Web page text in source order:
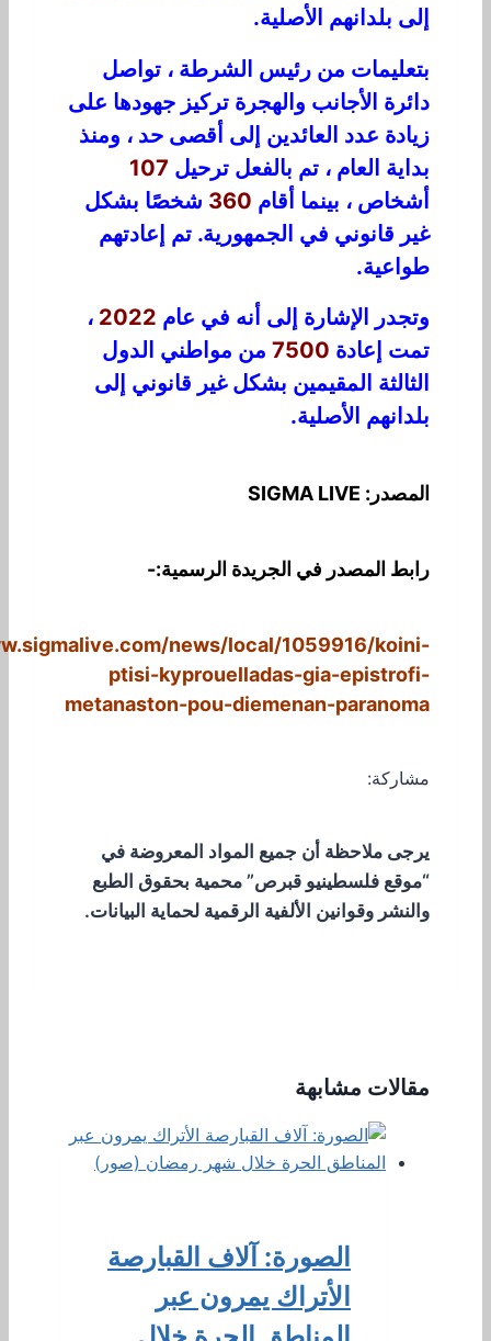
إلى بلدانهم الأصلية.
بتعليمات من رئيس الشرطة ، تواصل
دائرة الأجانب والهجرة تركيز جهودها على
زيادة عدد العائدين إلى أقصى حد ، ومنذ
بداية العام ، تم بالفعل ترحيل 107
أشخاص ، بينما أقام 360 شخصًا بشكل
غير قانوني في الجمهورية. تم إعادتهم
طواعية.
وتجدر الإشارة إلى أنه في عام 2022 ،
تمت إعادة 7500 من مواطني الدول
الثالثة المقيمين بشكل غير قانوني إلى
بلدانهم الأصلية.
المصدر: SIGMA LIVE
رابط المصدر في الجريدة الرسمية:-
news/local/1059916/koini-
ptisi-kyprouelladas-gia-epistrofi-
metanaston-pou-diemenan-paranoma
مشاركة:
يرجى ملاحظة أن جميع المواد المعروضة في
“موقع فلسطينيو قبرص” محمية بحقوق الطبع
والنشر وقوانين الألفية الرقمية لحماية البيانات.
مقالات مشابهة
الصورة: آلاف القبارصة
الأتراك يمرون عبر